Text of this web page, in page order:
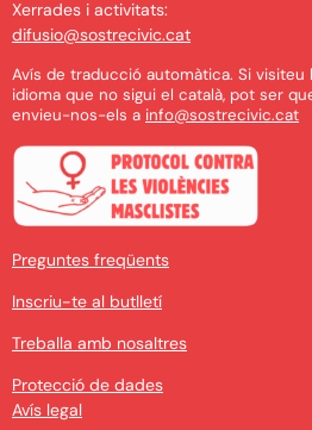
Xerrades i activitats:
difusio@sostrecivic.cat
Avís de traducció automàtica. Si visiteu
idioma que no sigui el català, pot ser
envieu-nos-els a info@sostrecivic.cat
Preguntes freqüents
Inscriu-te al butlletí
Treballa amb nosaltres
Protecció de dades
Avís legal